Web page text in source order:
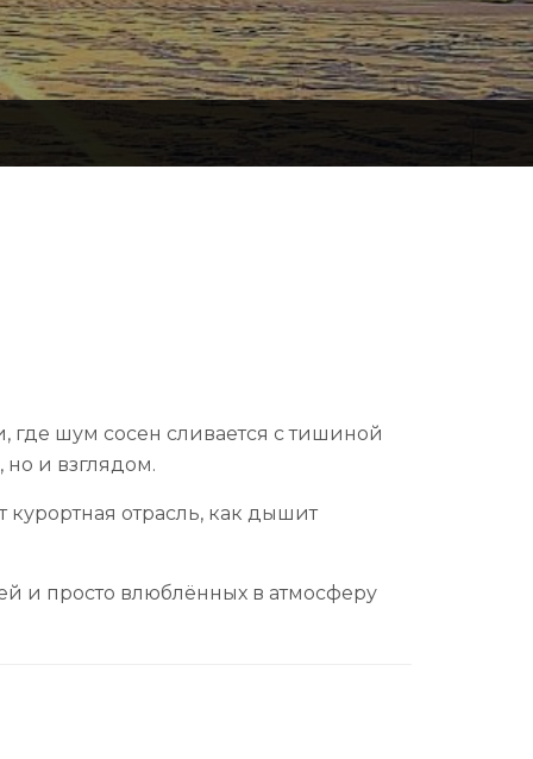
где шум сосен сливается с тишиной
но и взглядом.
курортная отрасль, как дышит
и просто влюблённых в атмосферу